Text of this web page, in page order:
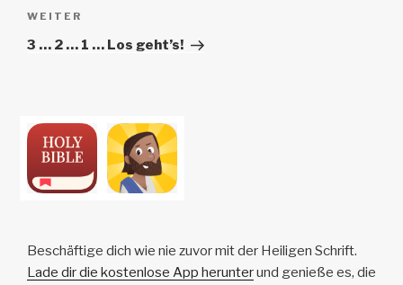
Nächster
Beitrag
WEITER
3 … 2 … 1 … Los geht’s!
Beschäftige dich wie nie zuvor mit der Heiligen Schrift.
Lade dir die kostenlose App herunterund genieße es, die